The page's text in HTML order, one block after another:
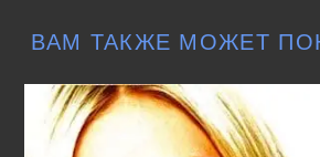
ВАМ ТАКЖЕ МОЖЕТ